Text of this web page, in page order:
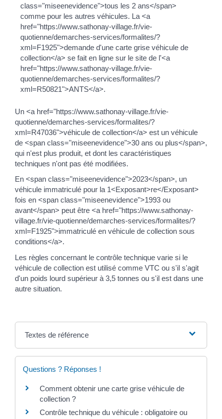
class="miseenevidence">tous les 2 ans</span>
comme pour les autres véhicules. La <a
href="https://www.sathonay-village.fr/vie-
quotienne/demarches-services/formalites/?
xml=F1925">demande d'une carte grise véhicule de
collection</a> se fait en ligne sur le site de l'<a
href="https://www.sathonay-village.fr/vie-
quotienne/demarches-services/formalites/?
xml=R50821">ANTS</a>.
Un <a href="https://www.sathonay-village.fr/vie-
quotienne/demarches-services/formalites/?
xml=R47036">véhicule de collection</a> est un véhicule
de <span class="miseenevidence">30 ans ou plus</span>,
qui n'est plus produit, et dont les caractéristiques
techniques n'ont pas été modifiées.
En <span class="miseenevidence">2023</span>, un
véhicule immatriculé pour la 1<Exposant>re</Exposant>
fois en <span class="miseenevidence">1993 ou
avant</span> peut être <a href="https://www.sathonay-
village.fr/vie-quotienne/demarches-services/formalites/?
xml=F1925">immatriculé en véhicule de collection sous
conditions</a>.
Les règles concernant le contrôle technique varie si le
véhicule de collection est utilisé comme VTC ou s'il s'agit
d'un poids lourd supérieur à 3,5 tonnes ou s'il est dans une
autre situation.
Textes de référence
Questions ? Réponses !
Comment obtenir une carte grise véhicule de
collection ?
Contrôle technique du véhicule : obligatoire ou